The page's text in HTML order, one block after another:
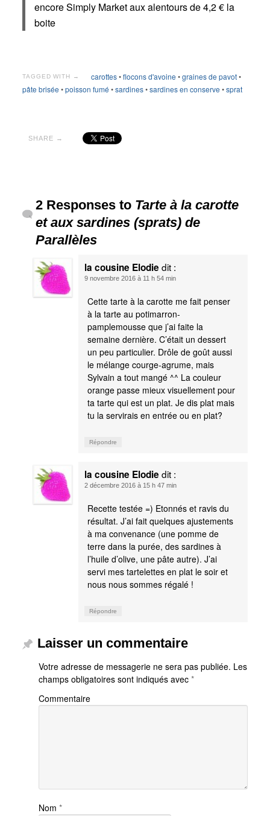
encore Simply Market aux alentours de 4,2 € la
boite
TAGGED WITH → carottes•flocons d'avoine•graines de pavot•
pâte brisée•poisson fumé•sardines•sardines en conserve•sprat
SHARE →
2 Responses to Tarte à la carotte
et aux sardines (sprats) de
Parallèles
la cousine Elodie dit :
9 novembre 2016 à 11 h 54 min
Cette tarte à la carotte me fait penser
à la tarte au potimarron-
pamplemousse que j’ai faite la
semaine dernière. C’était un dessert
un peu particulier. Drôle de goût aussi
le mélange courge-agrume, mais
Sylvain a tout mangé ^^ La couleur
orange passe mieux visuellement pour
ta tarte qui est un plat. Je dis plat mais
tu la servirais en entrée ou en plat?
Répondre
la cousine Elodie dit :
2 décembre 2016 à 15 h 47 min
Recette testée =) Etonnés et ravis du
résultat. J’ai fait quelques ajustements
à ma convenance (une pomme de
terre dans la purée, des sardines à
l’huile d’olive, une pâte autre). J’ai
servi mes tartelettes en plat le soir et
nous nous sommes régalé !
Répondre
Laisser un commentaire
Votre adresse de messagerie ne sera pas publiée. Les
champs obligatoires sont indiqués avec *
Commentaire
Nom *